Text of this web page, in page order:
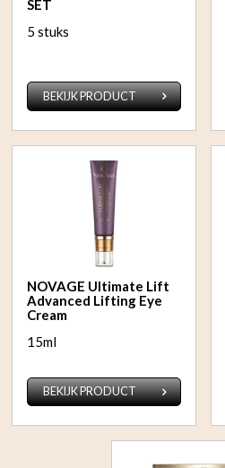
SET
5 stuks
BEKIJK PRODUCT
NOVAGE Ultimate Lift
Advanced Lifting Eye
Cream
15ml
BEKIJK PRODUCT